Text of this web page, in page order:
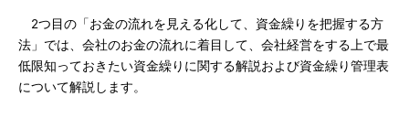
2つ目の「お金の流れを見える化して、資金繰りを把握する方
法」では、会社のお金の流れに着目して、会社経営をする上で最
低限知っておきたい資金繰りに関する解説および資金繰り管理表
について解説します。